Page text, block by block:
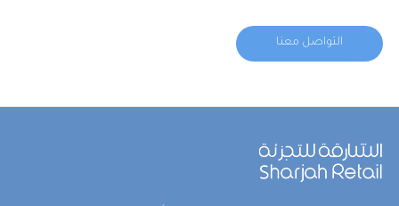
التواصل معنا